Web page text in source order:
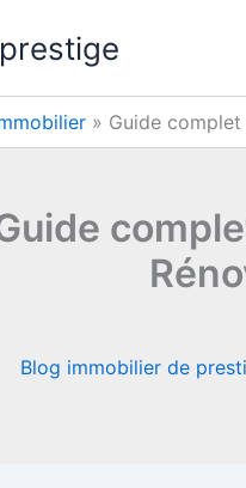
» Guide
Blog immobilier de